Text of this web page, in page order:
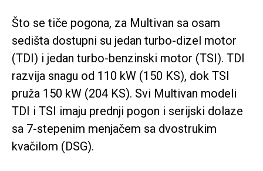
Što se tiče pogona, za Multivan sa osam
sedišta dostupni su jedan turbo-dizel motor
(TDI) i jedan turbo-benzinski motor (TSI). TDI
razvija snagu od 110 kW (150 KS), dok TSI
pruža 150 kW (204 KS). Svi Multivan modeli
TDI i TSI imaju prednji pogon i serijski dolaze
sa 7-stepenim menjačem sa dvostrukim
kvačilom (DSG).